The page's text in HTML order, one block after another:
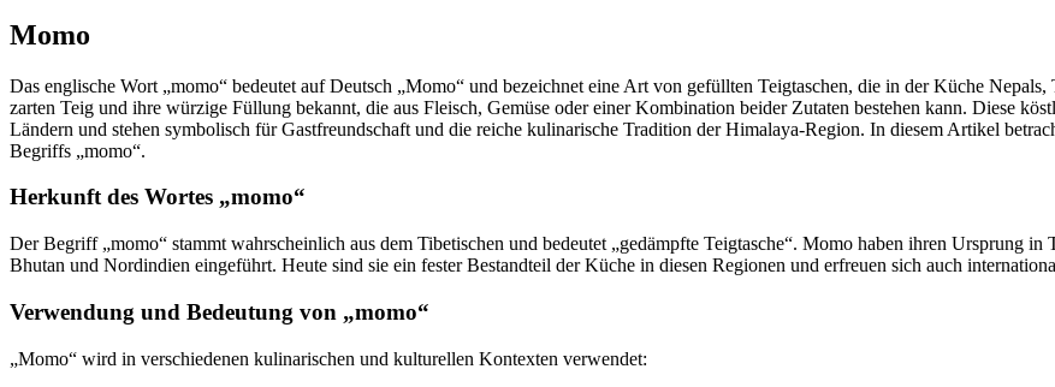
Momo
Das englische Wort „momo“ bedeutet auf Deutsch „Momo“ und bezeichnet eine Art von gefüllten Teigtaschen, die in der Küche
zarten Teig und ihre würzige Füllung bekannt, die aus Fleisch, Gemüse oder einer Kombination beider Zutaten bestehen kann. Diese
Ländern und stehen symbolisch für Gastfreundschaft und die reiche kulinarische Tradition der Himalaya-Region. In diesem Artikel
Begriffs „momo“.
Herkunft des Wortes „momo“
Der Begriff „momo“ stammt wahrscheinlich aus dem Tibetischen und bedeutet „gedämpfte Teigtasche“. Momo haben ihren Ursprung
Bhutan und Nordindien eingeführt. Heute sind sie ein fester Bestandteil der Küche in diesen Regionen und erfreuen sich auch
Verwendung und Bedeutung von „momo“
„Momo“ wird in verschiedenen kulinarischen und kulturellen Kontexten verwendet: